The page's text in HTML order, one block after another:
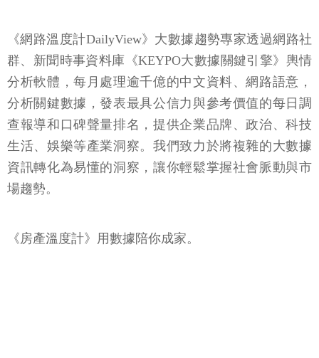
《網路溫度計DailyView》大數據趨勢專家透過網路社
群、新聞時事資料庫《KEYPO大數據關鍵引擎》輿情
分析軟體，每月處理逾千億的中文資料、網路語意，
分析關鍵數據，發表最具公信力與參考價值的每日調
查報導和口碑聲量排名，提供企業品牌、政治、科技
生活、娛樂等產業洞察。我們致力於將複雜的大數據
資訊轉化為易懂的洞察，讓你輕鬆掌握社會脈動與市
場趨勢。
《房產溫度計》用數據陪你成家。